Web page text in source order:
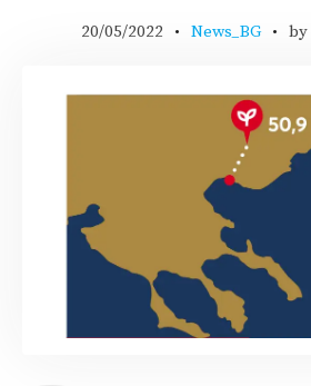
20/05/2022 News_BG by